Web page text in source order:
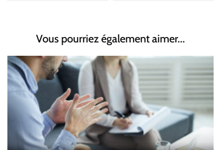
Vous pourriez également aimer...